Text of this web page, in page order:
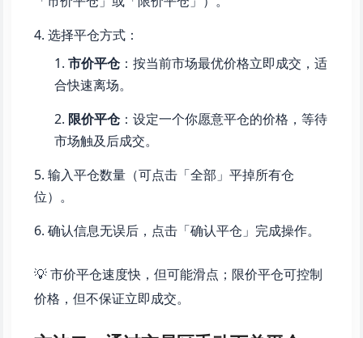
选择平仓方式：
市价平仓 ：按当前市场最优价格立即成交，适
合快速离场。
限价平仓 ：设定一个你愿意平仓的价格，等待
市场触及后成交。
输入平仓数量（可点击「全部」平掉所有仓
位）。
确认信息无误后，点击「确认平仓」完成操作。
💡 市价平仓速度快，但可能滑点；限价平仓可控制
价格，但不保证立即成交。